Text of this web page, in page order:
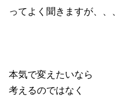
ってよく聞きますが、、、
本気で変えたいなら
考えるのではなく